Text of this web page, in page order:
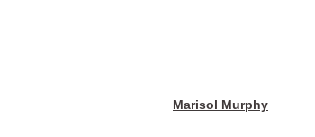
Marisol Murphy